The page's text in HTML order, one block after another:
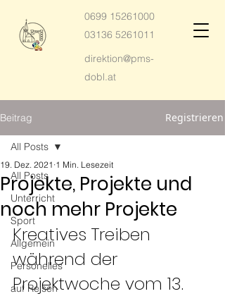
0699 15261000
03136 5261011
direktion@pms-
dobl.at
Beitrag Registrieren
All Posts
Unterricht
Sport
Allgemein
Personelles
auf Reisen
All Posts
Projekte, Projekte und
noch mehr Projekte
19. Dez. 2021 1 Min. Lesezeit
Kreatives Treiben
während der
Projektwoche vom 13.